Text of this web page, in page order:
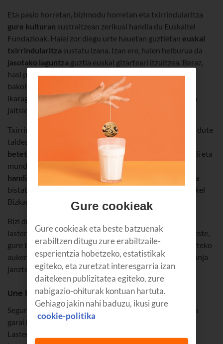
Eta pasio horretan, bizimodu horretan eta txirrindularitza
gure kulturan sustraitzean zerikusi handia du Euskaltel
Fundazioak. Haiei zor diegu urte hauetan guztietan euskal
txirrindularitza sustatu izana. Izan ere, haien helburua da
jasotako laguntza guztia euskal gizarteari itzultzea. Beraz,
hasi pankarta prestatzen eta eztarria berotzen igoera
bakoitzean haiek animatzeko. Eraso epikoak, ihesaldi
ikaragarriak, bihotzekoa emateko moduko esprintak eta
jaitsiera beldurgarriak dituzu zain.
Txirrindulari oso gazteek baina ongi prestatuek osatzen dute
taldea,
buru dutela.Ilusioz eta indarrez
betetako belaunaldia da
, goi-mailako lehiaketetara itzuli eta
munduko txirrindularitza onenean
handiak lortzeko
borroka egiteko prest dagoena. Ez dira
bistatik galdu behar harrobiko Rubén Fernández eta Mikel
Bizkarra; izugarrizko lana egiten ari dira.
Bizi dugun osasun-krisiaren ondorioz, aurreikusitako
lasterketa asko atzeratu egin behar izan dira; besteak beste,
gure Itzulia, lehen proba erabakigarria eta taldea aurkezteko
aukera. Ea udazkenean lasterketaren batean maillot laranja
janzten ikusten ditugun...
Une historikoak
Seguru aitak eta biok gogoan dituzuela marea laranjaren
garai handietako oroitzapenak. Kontatuko dizkiguzu?
Lasterketa bakoitzarekin topera gozatzen genuen garai
Gure cookieak
Gure cookieak eta beste batzuenak
erabiltzen ditugu zure erabiltzaile-
esperientzia hobetzeko, estatistikak
egiteko, eta zuretzat interesgarria izan
daitekeen publizitatea egiteko, zure
nabigazio-ohiturak kontuan hartuta.
Gehiago jakin nahi baduzu, ikusi gure
cookie-politika